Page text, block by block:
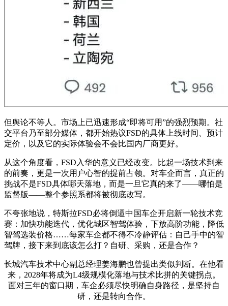
但舆论不等人。市场上已迅速形成“即将可用”的强烈预期。社
交平台乃至部分媒体，都开始热议FSD的具体上线时间、预计
定价，以及它的实际体验会不会比国内厂商更好。
从这个角度看，FSD入华的意义已经改变。比起一场技术到来
的前奏，更是一次用户心智的提前占领。对车企而言，真正的
挑战不是FSD具体哪天落地，而是一旦它真的来了——哪怕是
监督版——整个参照系都将被彻底改写。
不夸张地说，特斯拉FSD必将倒逼中国车企开启新一轮技术竞
赛：加快功能迭代，优化城区智驾体验，下放高阶功能，降低
智驾选装价格……每家车企都不得不冷静评估：自己手中的智
驾牌，接下来到底该怎么打？自研、采购，还是合作？
长城汽车技术中心副总经理姜海鹏也曾提出类似判断。在他看
来，2028年将成为L4级规模化落地与技术比拼的关键拐点。
面对三年的窗口期，车企必须尽快明确自身路径，是坚持自
研，还是转向合作。